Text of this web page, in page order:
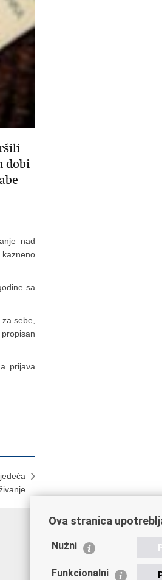
dobi
nad
sa
sebe,
prijava
Važne poveznice
Ministarstvo unutarnjih
Ova stranica
Nužni
Funkcionalni